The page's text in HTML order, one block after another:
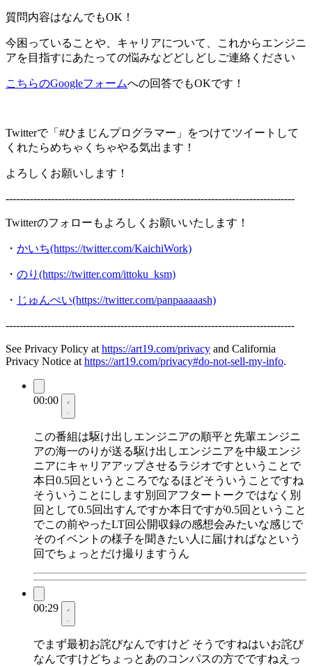
質問内容はなんでもOK！
今困っていることや、キャリアについて、これからエンジニ
アを目指すにあたっての悩みなどどしどしご連絡ください
こちらのGoogleフォームへの回答でもOKです！
Twitterで「#ひまじんプログラマー」をつけてツイートして
くれたらめちゃくちゃやる気出ます！
よろしくお願いします！
-----------------------------------------------------------------------------------
Twitterのフォローもよろしくお願いいたします！
・ かいち(https://twitter.com/KaichiWork)
・ のり(https://twitter.com/ittoku_ksm)
・ じゅんぺい(https://twitter.com/panpaaaaash)
-----------------------------------------------------------------------------------
See Privacy Policy at https://art19.com/privacy and California
Privacy Notice at https://art19.com/privacy#do-not-sell-my-info.
00:00
この番組は駆け出しエンジニアの順平と先輩エンジニ
アの海一のりが送る駆け出しエンジニアを中級エンジ
ニアにキャリアアップさせるラジオですということで
本日0.5回というところでなるほどそういうことですね
そういうことにします別回アフタートークではなく別
回として0.5回出すんですか本日ですが0.5回ということ
でこの前やったLT回公開収録の感想会みたいな感じで
そのイベントの様子を聞きたい人に届ければなという
回でちょっとだけ撮りますうん
00:29
でまず最初お詫びなんですけど そうですねはいお詫び
なんですけどちょっとあのコンパスの方でですねえっ